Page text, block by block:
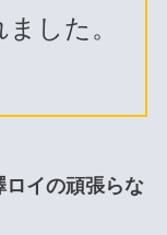
した。
イの頑張らな